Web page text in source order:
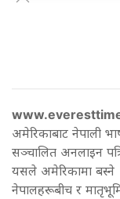
अमेरिकाबाट नेपाली
सञ्चालित अनलाइन
यसले अमेरिकामा बस्ने
नेपालहरूबीच र